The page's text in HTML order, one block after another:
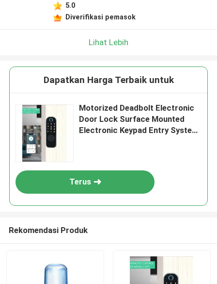
5.0
Diverifikasi pemasok
Lihat Lebih
Dapatkan Harga Terbaik untuk
Motorized Deadbolt Electronic
Door Lock Surface Mounted
Electronic Keypad Entry System
Terus
Rekomendasi Produk